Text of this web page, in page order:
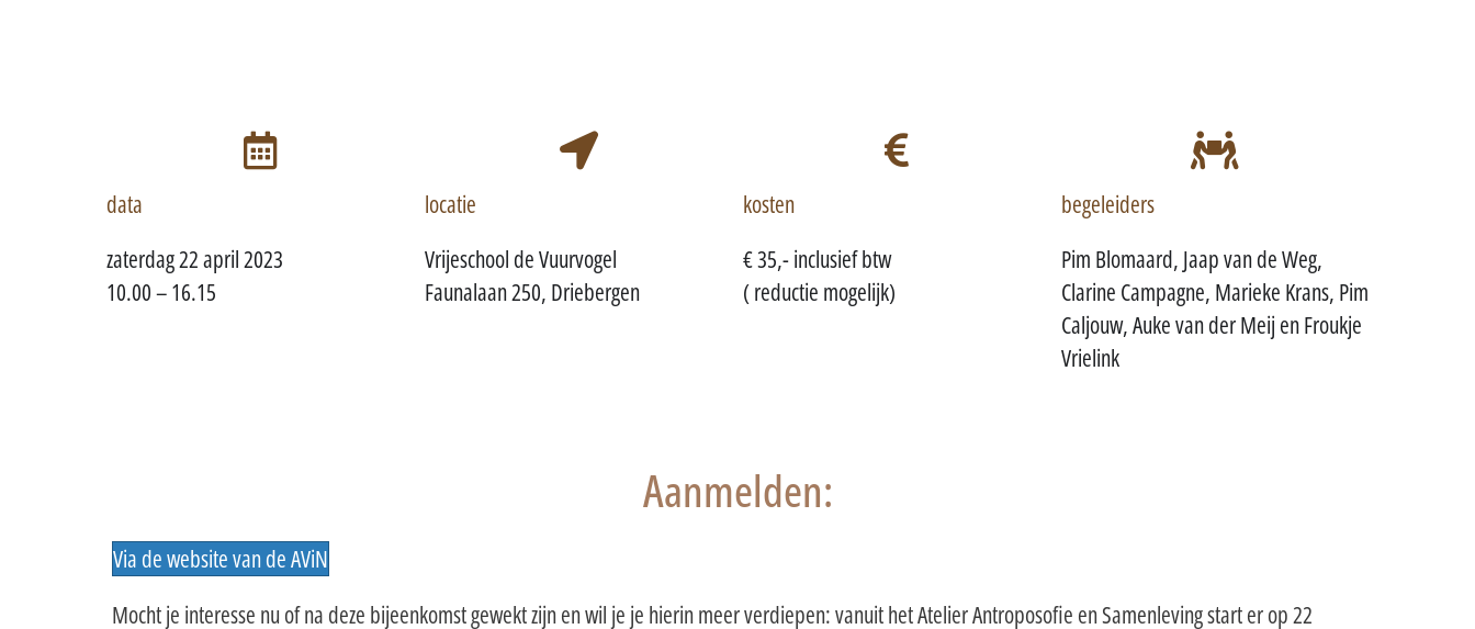
data
zaterdag 22 april 2023
10.00 – 16.15
locatie
Vrijeschool de Vuurvogel
Faunalaan 250, Driebergen
kosten
€ 35,- inclusief btw
( reductie mogelijk)
begeleiders
Pim Blomaard, Jaap van de Weg,
Clarine Campagne, Marieke Krans, Pim
Caljouw, Auke van der Meij en Froukje
Vrielink
Aanmelden:
Via de website van de AViN
Mocht je interesse nu of na deze bijeenkomst gewekt zijn en wil je je hierin meer verdiepen: vanuit het Atelier Antroposofie en Samenleving start er op 22